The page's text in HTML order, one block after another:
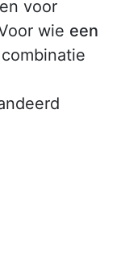
voor
wie een